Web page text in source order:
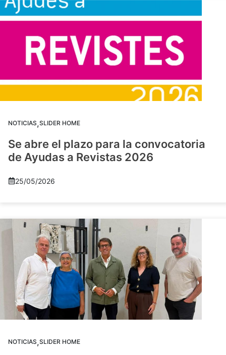
NOTICIAS,SLIDER HOME
Se abre el plazo para la convocatoria
de Ayudas a Revistas 2026
25/05/2026
NOTICIAS,SLIDER HOME